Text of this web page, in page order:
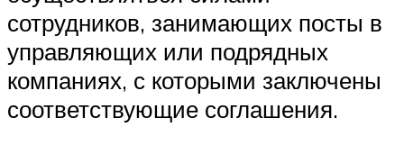
сотрудников, занимающих посты в
управляющих или подрядных
компаниях, с которыми заключены
соответствующие соглашения.